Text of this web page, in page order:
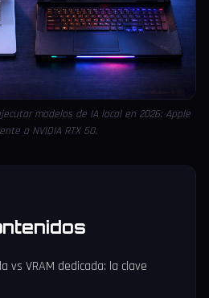
modelos de IA local en 2026: Apple
a NVIDIA RTX 50.
vs VRAM dedicada: la clave